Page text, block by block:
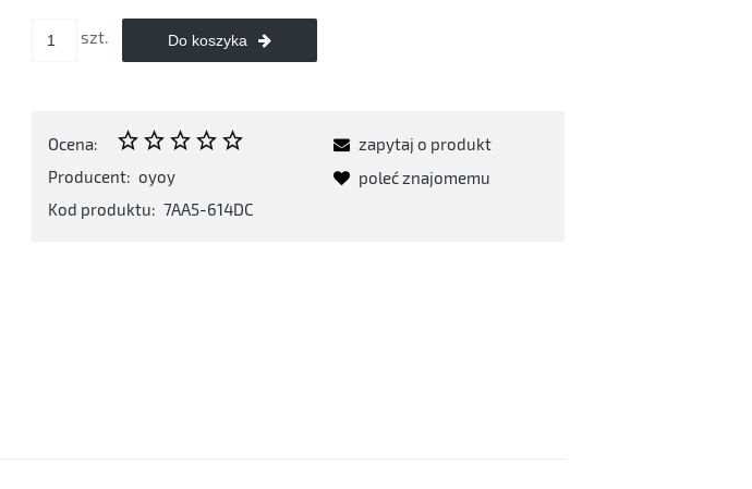
szt. Do koszyka
Ocena:
Producent: oyoy
Kod produktu: 7AA5-614DC
zapytaj o produkt
poleć znajomemu